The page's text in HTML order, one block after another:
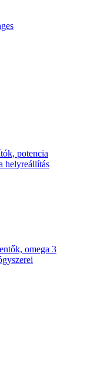
potencia
helyreállítás
omega 3